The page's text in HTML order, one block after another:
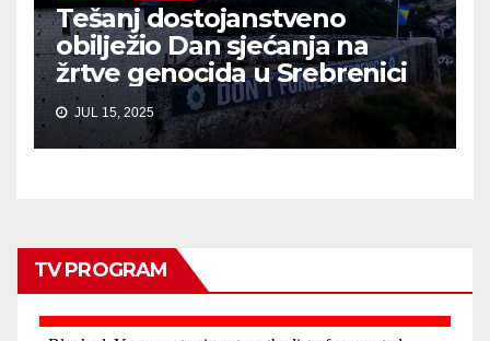
Tešanj dostojanstveno
obilježio Dan sjećanja na
žrtve genocida u Srebrenici
JUL 15, 2025
TV PROGRAM